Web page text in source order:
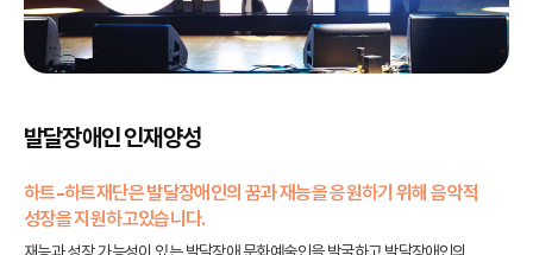
발달장애인 인재양성
하트-하트재단은 발달장애인의 꿈과 재능을 응원하기 위해 음악적
성장을 지원하고있습니다.